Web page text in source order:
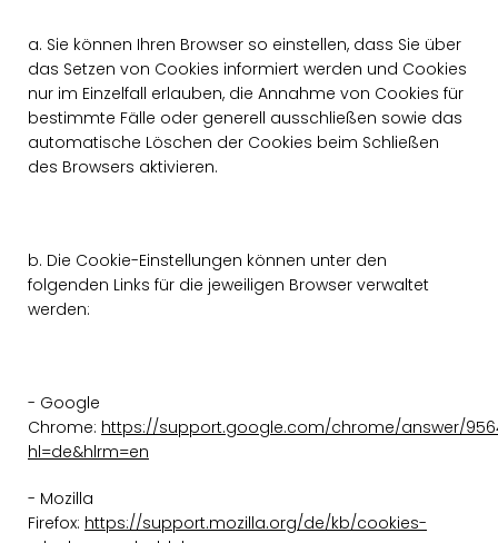
a. Sie können Ihren Browser so einstellen, dass Sie über
das Setzen von Cookies informiert werden und Cookies
nur im Einzelfall erlauben, die Annahme von Cookies für
bestimmte Fälle oder generell ausschließen sowie das
automatische Löschen der Cookies beim Schließen
des Browsers aktivieren.
b. Die Cookie-Einstellungen können unter den
folgenden Links für die jeweiligen Browser verwaltet
werden:
- Google
Chrome: https://support.google.com/chrome/answer/
hl=de&hlrm=en
- Mozilla
Firefox: https://support.mozilla.org/de/kb/cookies-